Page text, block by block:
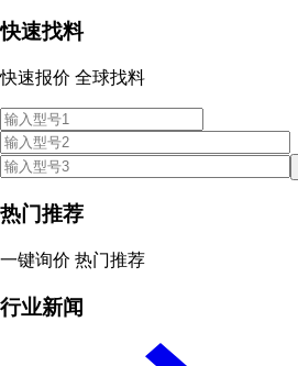
快速找料
快速报价 全球找料
热门推荐
一键询价 热门推荐
行业新闻